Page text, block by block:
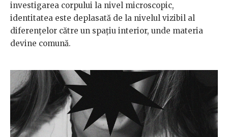
investigarea corpului la nivel microscopic,
identitatea este deplasată de la nivelul vizibil al
diferențelor către un spațiu interior, unde materia
devine comună.